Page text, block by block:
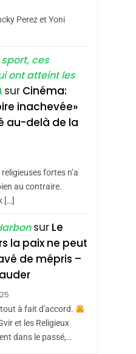
À 13 Pays
La Plus
Selon Le
D’ADL
:
JE
MA
Par Thérèse
Dvir– Jacques
Les Amandes
Le Miel
Azilal
Produits
Perez et Yoni
ces
ont atteint les
sur Cinéma:
inachevée»
au-delà de la
fortes n’a
au contraire.
[…]
sur Le
la paix ne peut
de mépris –
à fait d'accord.
et les Religieux
dans le passé,…